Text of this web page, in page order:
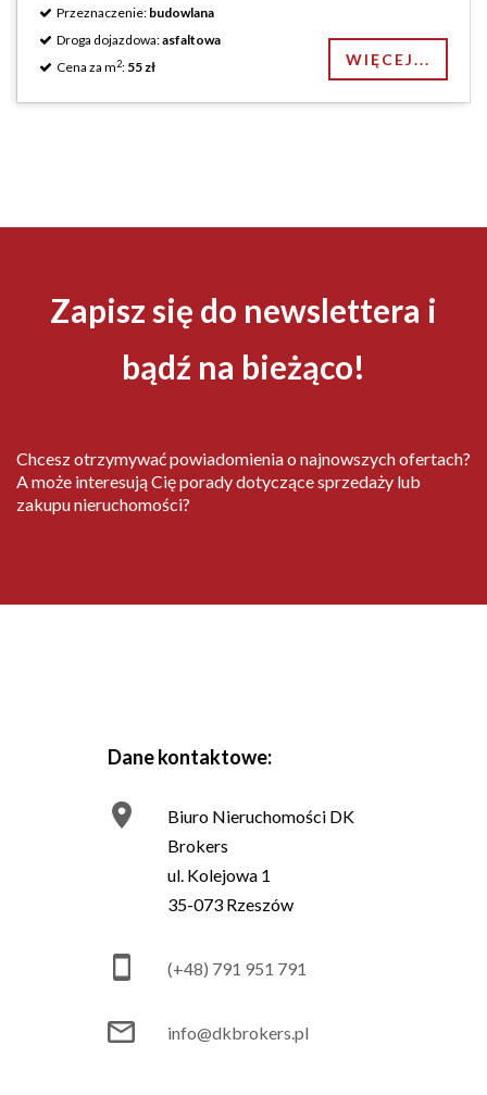
Przeznaczenie: budowlana
Droga dojazdowa:asfaltowa
Cena za m2: 55 zł WIĘCEJ...
Zapisz się do newslettera i
bądź na bieżąco!
Chcesz otrzymywać powiadomienia o najnowszych ofertach?
A może interesują Cię porady dotyczące sprzedaży lub
zakupu nieruchomości?
Dane kontaktowe:
Biuro Nieruchomości DK
Brokers
ul. Kolejowa 1
35-073 Rzeszów
(+48) 791 951 791
info@dkbrokers.pl